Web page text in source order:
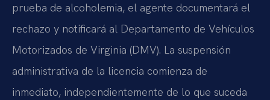
prueba de alcoholemia, el agente documentará el
rechazo y notificará al Departamento de Vehículos
Motorizados de Virginia (DMV). La suspensión
administrativa de la licencia comienza de
inmediato, independientemente de lo que suceda